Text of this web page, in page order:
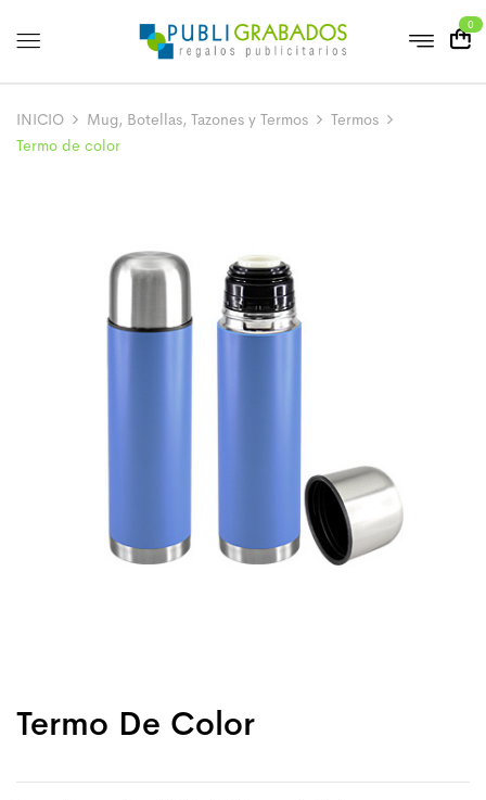
0
INICIO Mug, Botellas, Tazones y Termos
Termos
Termo de color
Termo De Color